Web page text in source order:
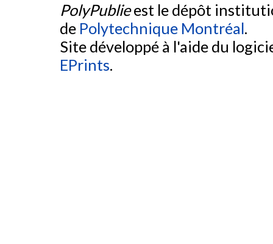
PolyPublieest le dépôt
de Polytechnique Montréal.
Site développé à l'aide du
EPrints.